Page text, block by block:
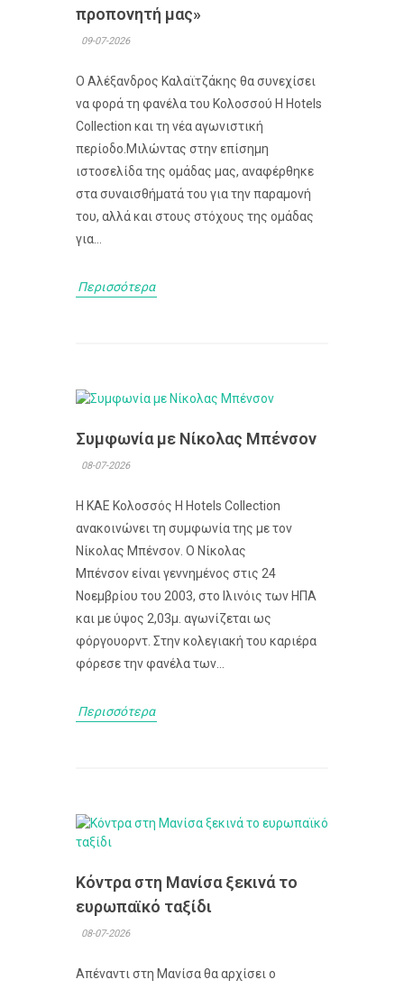
προπονητή μας»
09-07-2026
Ο Αλέξανδρος Καλαϊτζάκης θα συνεχίσει
να φορά τη φανέλα του Κολοσσού H Hotels
Collection και τη νέα αγωνιστική
περίοδο.Μιλώντας στην επίσημη
ιστοσελίδα της ομάδας μας, αναφέρθηκε
στα συναισθήματά του για την παραμονή
του, αλλά και στους στόχους της ομάδας
για...
Περισσότερα
Συμφωνία με Νίκολας Μπένσον
08-07-2026
Η ΚΑΕ Κολοσσός H Hotels Collection
ανακοινώνει τη συμφωνία της με τον
Νίκολας Μπένσον. Ο Νίκολας
Μπένσον είναι γεννημένος στις 24
Νοεμβρίου του 2003, στο Ιλινόις των ΗΠΑ
και με ύψος 2,03μ. αγωνίζεται ως
φόργουορντ. Στην κολεγιακή του καριέρα
φόρεσε την φανέλα των...
Περισσότερα
Κόντρα στη Μανίσα ξεκινά το
ευρωπαϊκό ταξίδι
08-07-2026
Απέναντι στη Μανίσα θα αρχίσει ο